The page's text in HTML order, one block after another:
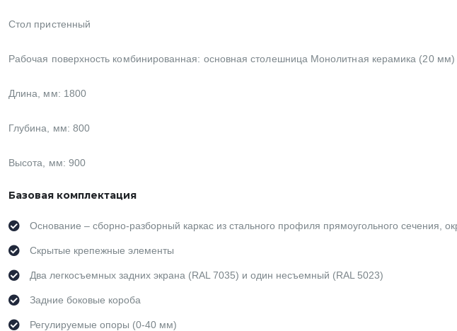
Стол пристенный
Рабочая поверхность комбинированная: основная столешница Монолитная керамика (20
Длина, мм: 1800
Глубина, мм: 800
Высота, мм: 900
Базовая комплектация
Основание – сборно-разборный каркас из стального профиля прямоугольного сечения,
Скрытые крепежные элементы
Два легкосъемных задних экрана (RAL 7035) и один несъемный (RAL 5023)
Задние боковые короба
Регулируемые опоры (0-40 мм)